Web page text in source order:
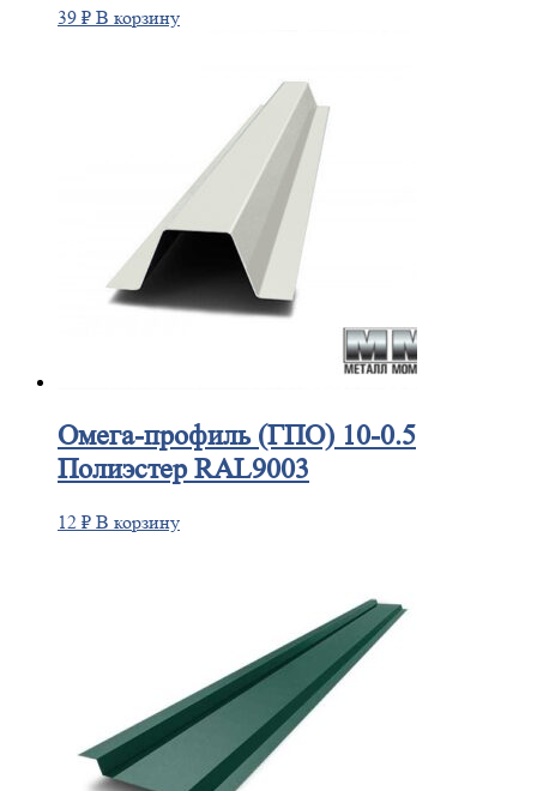
39 ₽ В корзину
Омега-профиль(ГПО) 10-0.5
Полиэстер RAL9003
12 ₽ В корзину